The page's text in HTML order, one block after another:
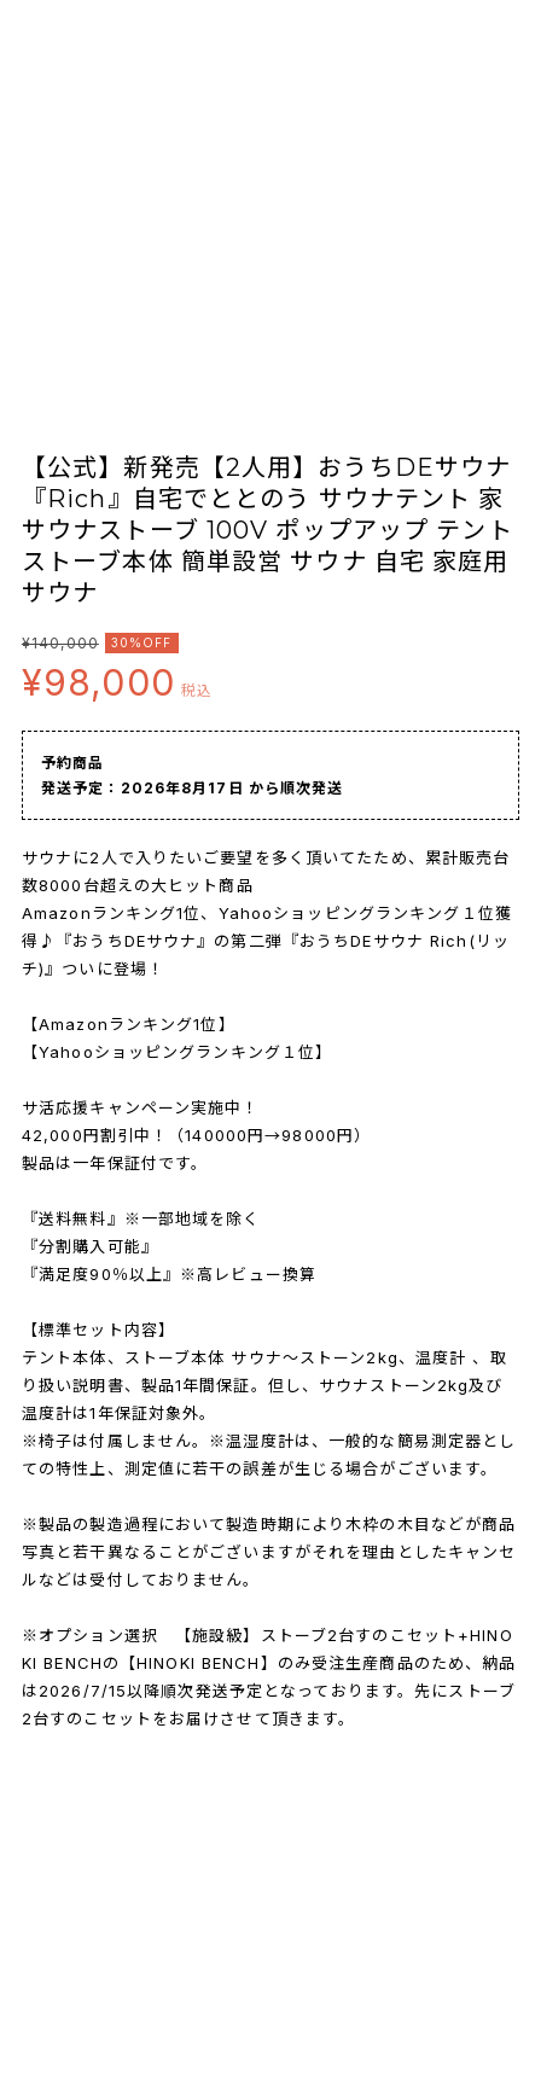
【公式】新発売【2人用】おうちDEサウナ
『Rich』自宅でととのう サウナテント 家
サウナストーブ 100V ポップアップ テント
ストーブ本体 簡単設営 サウナ 自宅 家庭用
サウナ
¥140,000 30%OFF
¥98,000 税込
予約商品
発送予定：2026年8月17日 から順次発送
サウナに2人で入りたいご要望を多く頂いてたため、累計販売台
数8000台超えの大ヒット商品
Amazonランキング1位、Yahooショッピングランキング１位獲
得♪『おうちDEサウナ』の第二弾『おうちDEサウナ Rich(リッ
チ)』ついに登場！
【Amazonランキング1位】
【Yahooショッピングランキング１位】
サ活応援キャンペーン実施中！
42,000円割引中！（140000円→98000円）
製品は一年保証付です。
『送料無料』※一部地域を除く
『分割購入可能』
『満足度90％以上』※高レビュー換算
【標準セット内容】
テント本体、ストーブ本体 サウナ〜ストーン2kg、温度計 、取
り扱い説明書、製品1年間保証。但し、サウナストーン2kg及び
温度計は1年保証対象外。
※椅子は付属しません。※温湿度計は、一般的な簡易測定器とし
ての特性上、測定値に若干の誤差が生じる場合がございます。
※製品の製造過程において製造時期により木枠の木目などが商品
写真と若干異なることがございますがそれを理由としたキャンセ
ルなどは受付しておりません。
※オプション選択 【施設級】ストーブ2台すのこセット+HINO
KI BENCHの【HINOKI BENCH】のみ受注生産商品のため、納品
は2026/7/15以降順次発送予定となっております。先にストーブ
2台すのこセットをお届けさせて頂きます。